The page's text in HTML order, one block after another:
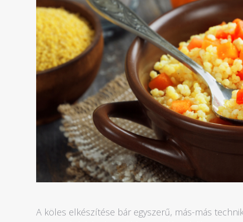
A köles elkészítése bár egyszerű, más-más